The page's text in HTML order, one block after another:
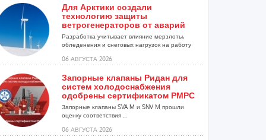
Для Арктики создали
технологию защиты
ветрогенераторов от аварий
Разработка учитывает влияние мерзлоты,
обледенения и снеговых нагрузок на работу
06 АВГУСТА 2026
Запорные клапаны Ридан для
систем холодоснабжения
одобрены сертификатом РМРС
Запорные клапаны SVA M и SNV M прошли
оценку соответствия ...
06 АВГУСТА 2026